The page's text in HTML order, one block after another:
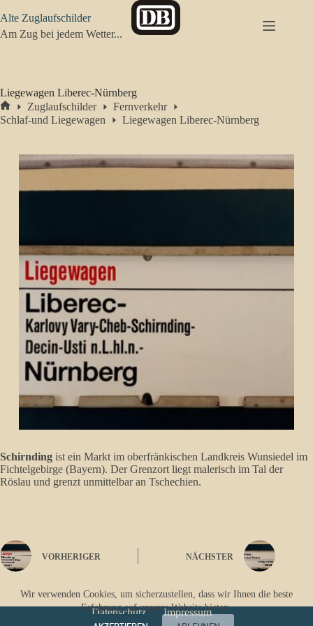
Inhalt
springen
Wir verwenden Cookies, um sicherzustellen, dass wir Ihnen die beste
Erfahrung auf unserer Website bieten.
Alte Zuglaufschilder
Am Zug bei jedem Wetter...
Liegewagen Liberec-Nürnberg
Start
Zuglaufschilder
Fernverkehr
Schlaf-und Liegewagen
Liegewagen Liberec-Nürnberg
Schirnding ist ein Markt im oberfränkischen Landkreis Wunsiedel im
Fichtelgebirge (Bayern). Der Grenzort liegt malerisch im Tal der
Röslau und grenzt unmittelbar an Tschechien.
VORHERIGER NÄCHSTER
Datenschutz Impressum